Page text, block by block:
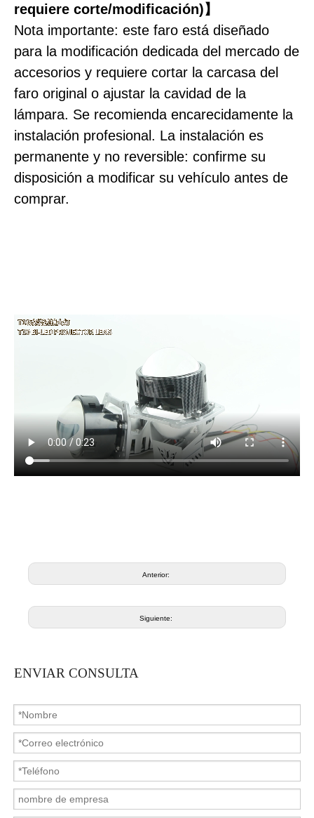
requiere corte/modificación)】
Nota importante: este faro está diseñado
para la modificación dedicada del mercado de
accesorios y requiere cortar la carcasa del
faro original o ajustar la cavidad de la
lámpara. Se recomienda encarecidamente la
instalación profesional. La instalación es
permanente y no reversible: confirme su
disposición a modificar su vehículo antes de
comprar.
Anterior:
Siguiente:
ENVIAR CONSULTA